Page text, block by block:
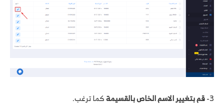
3- قم بتغيير الاسم الخاص بالقسيمةكما ترغب.